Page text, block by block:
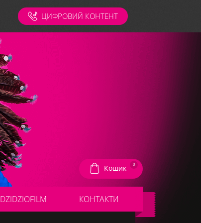
ЦИФРОВИЙ КОНТЕНТ
Кошик 0
DZIDZIOFILM КОНТАКТИ